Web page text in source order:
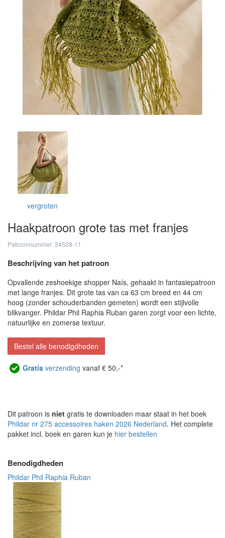
vergroten
Haakpatroon grote tas met franjes
Patroonnummer: 34528-11
Beschrijving van het patroon
Opvallende zeshoekige shopper Naís, gehaakt in fantasiepatroon
met lange franjes. Dit grote tas van ca 63 cm breed en 44 cm
hoog (zonder schouderbanden gemeten) wordt een stijlvolle
blikvanger. Phildar Phil Raphia Ruban garen zorgt voor een lichte,
natuurlijke en zomerse textuur.
Bestel alle benodigdheden
Gratis verzending vanaf € 50,-*
Dit patroon is niet gratis te downloaden maar staat in het boek
Phildar nr 275 accessoires haken 2026 Nederland. Het complete
pakket incl. boek en garen kun je hier bestellen
Benodigdheden
Phildar Phil Raphia Ruban